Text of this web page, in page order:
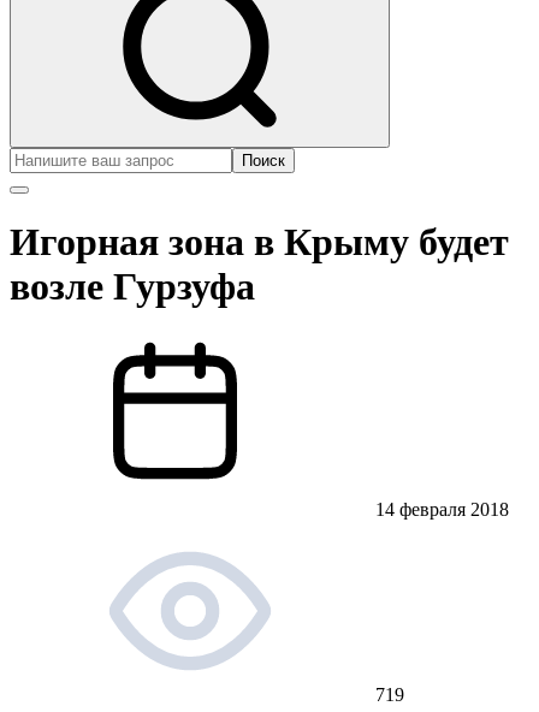
Поиск
Игорная зона в Крыму будет
возле Гурзуфа
14 февраля 2018
719